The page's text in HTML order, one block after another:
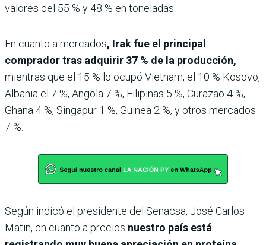
valores del 55 % y 48 % en toneladas.
En cuanto a mercados, Irak fue el principal
comprador tras adquirir 37 % de la producción,
mientras que el 15 % lo ocupó Vietnam, el 10 % Kosovo,
Albania el 7 %, Angola 7 %, Filipinas 5 %, Curazao 4 %,
Ghana 4 %, Singapur 1 %, Guinea 2 %, y otros mercados
7 %.
Según indicó el presidente del Senacsa, José Carlos
Matin, en cuanto a precios nuestro país está